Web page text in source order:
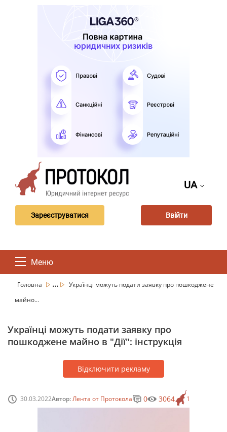
UA
Зареєструватися Ввійти
Меню
Головна ...
Українці можуть подати заявку про пошкоджене
майно...
Українці можуть подати заявку про
пошкоджене майно в "Дії": інструкція
Відключити рекламу
30.03.2022Автор:Лента от Протокола 1
0 3064